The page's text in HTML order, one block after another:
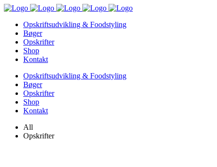
Opskriftsudvikling & Foodstyling
Bøger
Opskrifter
Shop
Kontakt
Opskriftsudvikling & Foodstyling
Bøger
Opskrifter
Shop
Kontakt
All
Opskrifter